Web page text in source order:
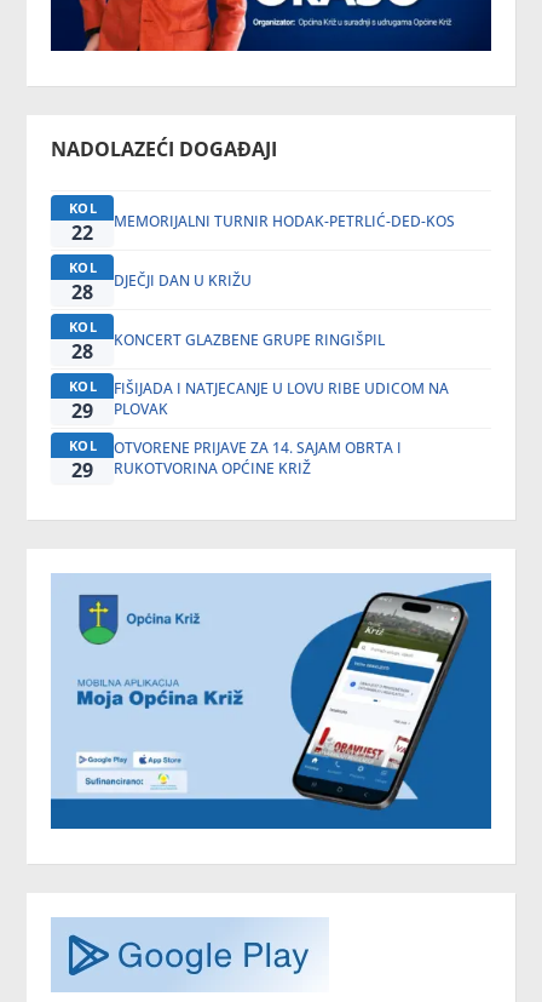
NADOLAZEĆI DOGAĐAJI
KOL
22 MEMORIJALNI TURNIR HODAK-PETRLIĆ-DED-KOS
KOL
28 DJEČJI DAN U KRIŽU
KOL
28 KONCERT GLAZBENE GRUPE RINGIŠPIL
KOL
29
FIŠIJADA I NATJECANJE U LOVU RIBE UDICOM NA
PLOVAK
KOL
29
OTVORENE PRIJAVE ZA 14. SAJAM OBRTA I
RUKOTVORINA OPĆINE KRIŽ